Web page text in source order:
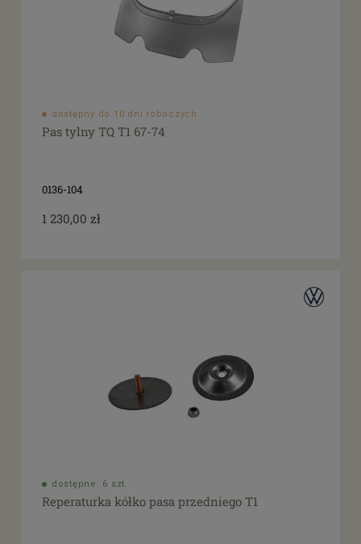
dostępny do 10 dni roboczych
Pas tylny TQ T1 67-74
0136-104
1 230,00 zł
dostępne: 6 szt.
Reperaturka kółko pasa przedniego T1